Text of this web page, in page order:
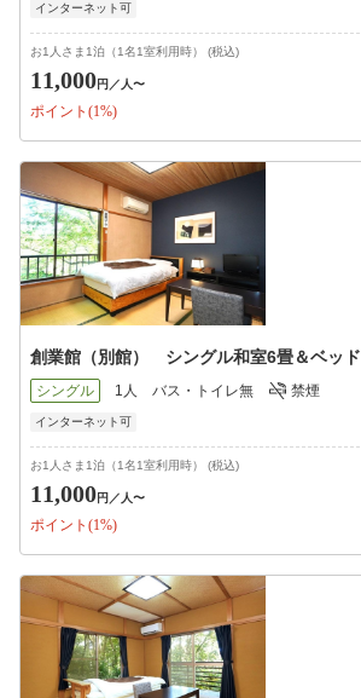
インターネット可
お1人さま1泊（1名1室利用時） (税込)
11,000円 ／人〜
ポイント(1%)
創業館（別館） シングル和室6畳＆ベッド
シングル 1人 バス・トイレ無 禁煙
インターネット可
お1人さま1泊（1名1室利用時） (税込)
11,000円 ／人〜
ポイント(1%)